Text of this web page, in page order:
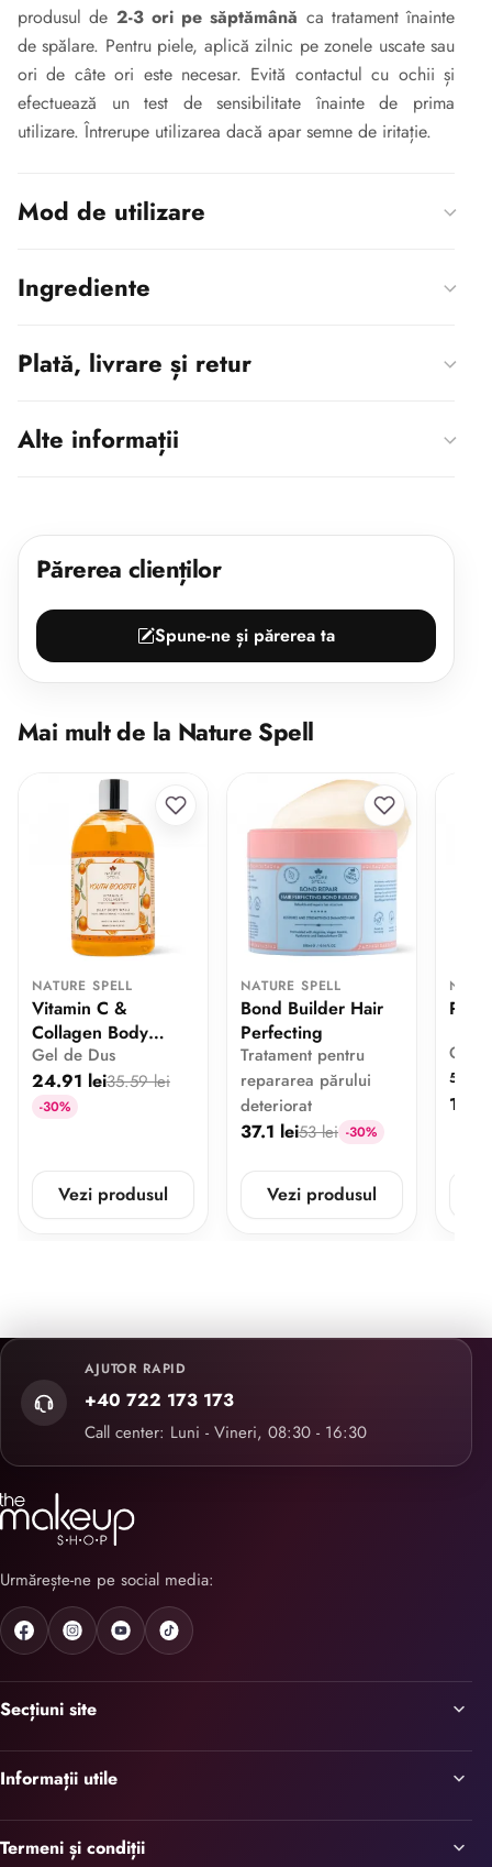
produsul de 2-3 ori pe săptămână ca tratament înainte
de spălare. Pentru piele, aplică zilnic pe zonele uscate sau
ori de câte ori este necesar. Evită contactul cu ochii și
efectuează un test de sensibilitate înainte de prima
utilizare. Întrerupe utilizarea dacă apar semne de iritație.
Mod de utilizare
Ingrediente
Plată, livrare și retur
Alte informații
Părerea clienților
Spune-ne și părerea ta
Mai mult de la Nature Spell
NATURE SPELL
Vitamin C &
Collagen Body
Wash
Gel de Dus
24.91 lei35.59 lei
-30%
Vezi produsul
NATURE SPELL
Bond Builder Hair
Perfecting
Tratament pentru
repararea părului
deteriorat
37.1 lei53 lei -30%
Vezi produsul
5
17.5
AJUTOR RAPID
+40 722 173 173
Call center: Luni - Vineri, 08:30 - 16:30
Urmărește-ne pe social media:
Secțiuni site
Informații utile
Termeni și condiții